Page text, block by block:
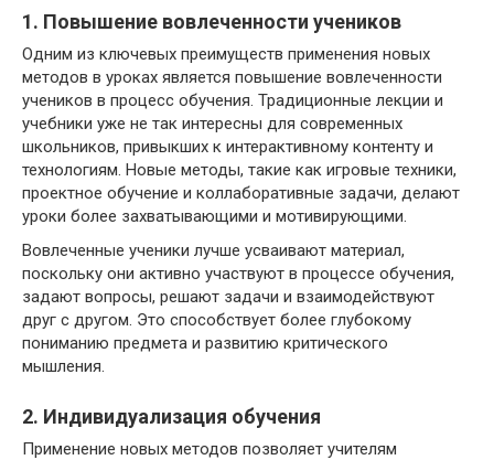
1. Повышение вовлеченности учеников
Одним из ключевых преимуществ применения новых
методов в уроках является повышение вовлеченности
учеников в процесс обучения. Традиционные лекции и
учебники уже не так интересны для современных
школьников, привыкших к интерактивному контенту и
технологиям. Новые методы, такие как игровые техники,
проектное обучение и коллаборативные задачи, делают
уроки более захватывающими и мотивирующими.
Вовлеченные ученики лучше усваивают материал,
поскольку они активно участвуют в процессе обучения,
задают вопросы, решают задачи и взаимодействуют
друг с другом. Это способствует более глубокому
пониманию предмета и развитию критического
мышления.
2. Индивидуализация обучения
Применение новых методов позволяет учителям